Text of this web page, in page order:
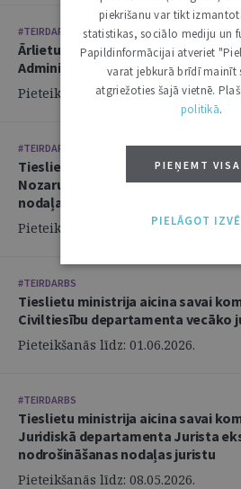
#TEIRDARBS
Ārlietu ministrija aicina savā
Administratīvi tiesiskās nodaļas
Pieteikšanās līdz: 14.06.2026.
#TEIRDARBS
Tieslietu ministrija aicina savai
Nozaru politikas departamenta
nodaļas juristu
Pieteikšanās līdz: 02.06.2026.
#TEIRDARBS
Tieslietu ministrija aicina savai
Civiltiesību departamenta vecāko
Pieteikšanās līdz: 01.06.2026.
#TEIRDARBS
Tieslietu ministrija aicina savai
Juridiskā departamenta Jurista
nodrošināšanas nodaļas juristu
Pieteikšanās līdz: 08.05.2026.
piekrišanu var tikt
statistikas, sociālo mediju un
Papildinformācijai atveriet
varat jebkurā brīdī mainīt
atgriežoties šajā vietnē.
politikā.
PIEŅEMT
PIELĀGOT